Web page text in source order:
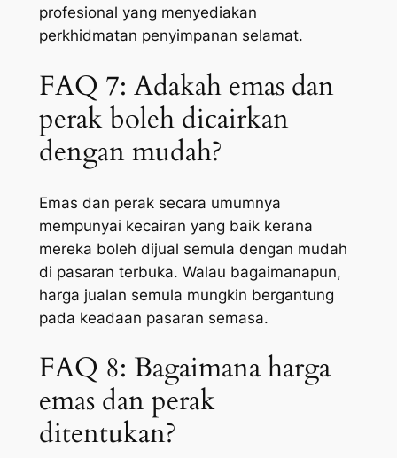
profesional yang menyediakan
perkhidmatan penyimpanan selamat.
FAQ 7: Adakah emas dan
perak boleh dicairkan
dengan mudah?
Emas dan perak secara umumnya
mempunyai kecairan yang baik kerana
mereka boleh dijual semula dengan mudah
di pasaran terbuka. Walau bagaimanapun,
harga jualan semula mungkin bergantung
pada keadaan pasaran semasa.
FAQ 8: Bagaimana harga
emas dan perak
ditentukan?